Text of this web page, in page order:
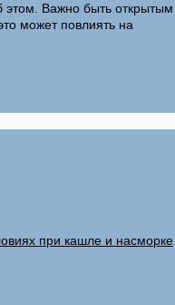
этом. Важно быть открытым
может повлиять на
при кашле и насморке